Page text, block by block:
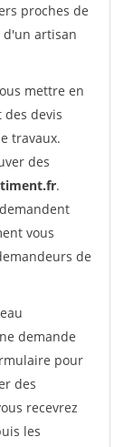
proches de
artisan
mettre en
devis
travaux.
des
.
vous
de
demande
pour
des
recevrez
les